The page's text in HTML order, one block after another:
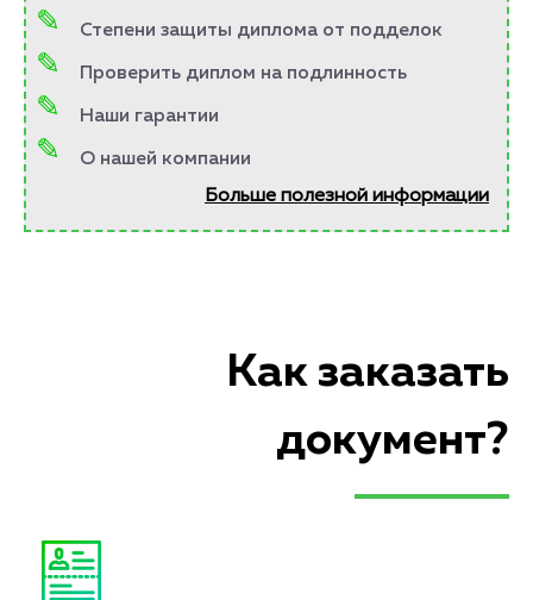
Степени защиты диплома от подделок
Проверить диплом на подлинность
Наши гарантии
О нашей компании
Больше полезной информации
Как заказать
документ?